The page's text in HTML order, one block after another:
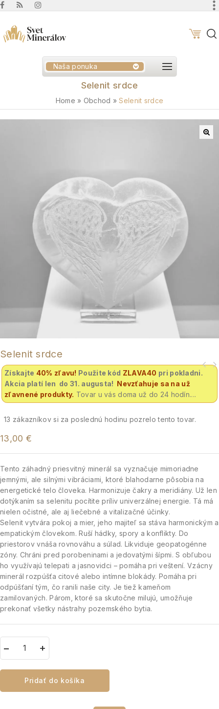
Naša ponuka
Selenit srdce
Home » Obchod »Selenit srdce
Selenit srdce
Získajte 40% zľavu! Použite kód ZLAVA40 pri pokladni.
Akcia platí len do 31. augusta! Nevzťahuje sa na už
zľavnené produkty. Tovar u vás doma už do 24 hodín....
13 zákazníkov si za poslednú hodinu pozrelo tento tovar.
13,00 €
Tento záhadný priesvitný minerál sa vyznačuje mimoriadne
jemnými, ale silnými vibráciami, ktoré blahodarne pôsobia na
energetické telo človeka. Harmonizuje čakry a meridiány. Už len
dotýkaním sa selenitu pocítite príliv univerzálnej energie. Tá má
nielen očistné, ale aj liečebné a vitalizačné účinky.
Selenit vytvára pokoj a mier, jeho majiteľ sa stáva harmonickým a
empatickým človekom. Ruší hádky, spory a konflikty. Do
priestorov vnáša rovnováhu a súlad. Likviduje geopatogénne
zóny. Chráni pred porobeninami a jedovatými šípmi. S obľubou
ho využívajú telepati a jasnovidci – pomáha pri veštení. Vzácny
minerál rozpúšťa citové alebo intímne blokády. Pomáha pri
odpúšťaní tým, čo ranili naše city. Je tiež kameňom
zamilovaných. Párom, ktoré sa skutočne milujú, umožňuje
prekonať všetky nástrahy pozemského bytia.
Pridať do košíka